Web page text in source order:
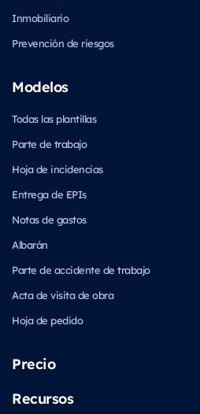
Inmobiliario
Prevención de riesgos
Modelos
Todas las plantillas
Parte de trabajo
Hoja de incidencias
Entrega de EPIs
Notas de gastos
Albarán
Parte de accidente de trabajo
Acta de visita de obra
Hoja de pedido
Precio
Recursos